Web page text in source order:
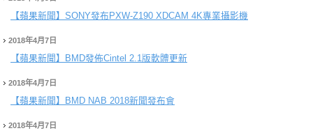
【蘋果新聞】 SONY發布PXW-Z190 XDCAM 4K專業攝影機
2018年4月7日
【蘋果新聞】 BMD發佈Cintel 2.1版軟體更新
2018年4月7日
【蘋果新聞】 BMD NAB 2018新聞發布會
2018年4月7日